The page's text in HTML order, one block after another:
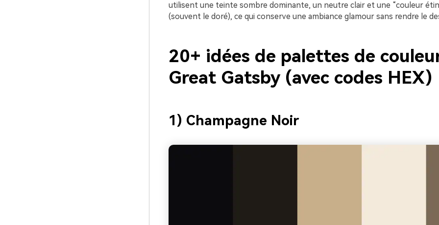
utilisent une teinte sombre dominante, un neutre clair et une “couleur
(souvent le doré), ce qui conserve une ambiance glamour sans rendre le
20+ idées de palettes de
Great Gatsby (avec codes HEX)
1) Champagne Noir